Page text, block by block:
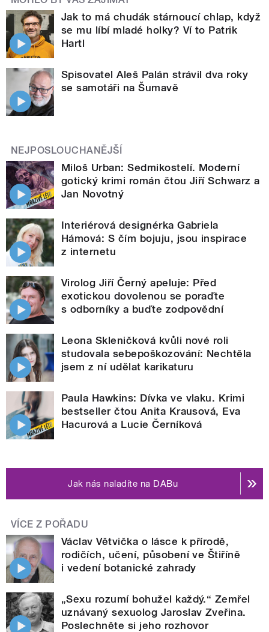
Jak to má chudák stárnoucí chlap, když
se mu líbí mladé holky? Ví to Patrik
Hartl
Spisovatel Aleš Palán strávil dva roky
se samotáři na Šumavě
NEJPOSLOUCHANĚJŠÍ
Miloš Urban: Sedmikostelí. Moderní
gotický krimi román čtou Jiří Schwarz a
Jan Novotný
Interiérová designérka Gabriela
Hámová: S čím bojuju, jsou inspirace
z internetu
Virolog Jiří Černý apeluje: Před
exotickou dovolenou se poraďte
s odborníky a buďte zodpovědní
Leona Skleničková kvůli nové roli
studovala sebepoškozování: Nechtěla
jsem z ní udělat karikaturu
Paula Hawkins: Dívka ve vlaku. Krimi
bestseller čtou Anita Krausová, Eva
Hacurová a Lucie Černíková
Jak nás naladíte na DABu
VÍCE Z POŘADU
Václav Větvička o lásce k přírodě,
rodičích, učení, působení ve Štiříně
i vedení botanické zahrady
„Sexu rozumí bohužel každý.“ Zemřel
uznávaný sexuolog Jaroslav Zveřina.
Poslechněte si jeho rozhovor